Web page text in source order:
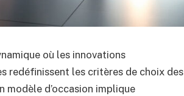
où les innovations
redéfinissent les critères de choix des
modèle d’occasion implique